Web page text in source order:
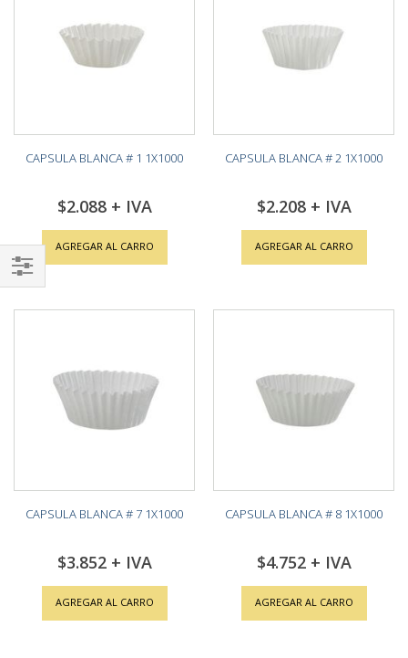
CAPSULA BLANCA # 1 1X1000
$2.088
AGREGAR AL CARRO
CAPSULA BLANCA # 2 1X1000
$2.208
AGREGAR AL CARRO
CAPSULA BLANCA # 7 1X1000
$3.852
AGREGAR AL CARRO
CAPSULA BLANCA # 8 1X1000
$4.752
AGREGAR AL CARRO
Shop
By